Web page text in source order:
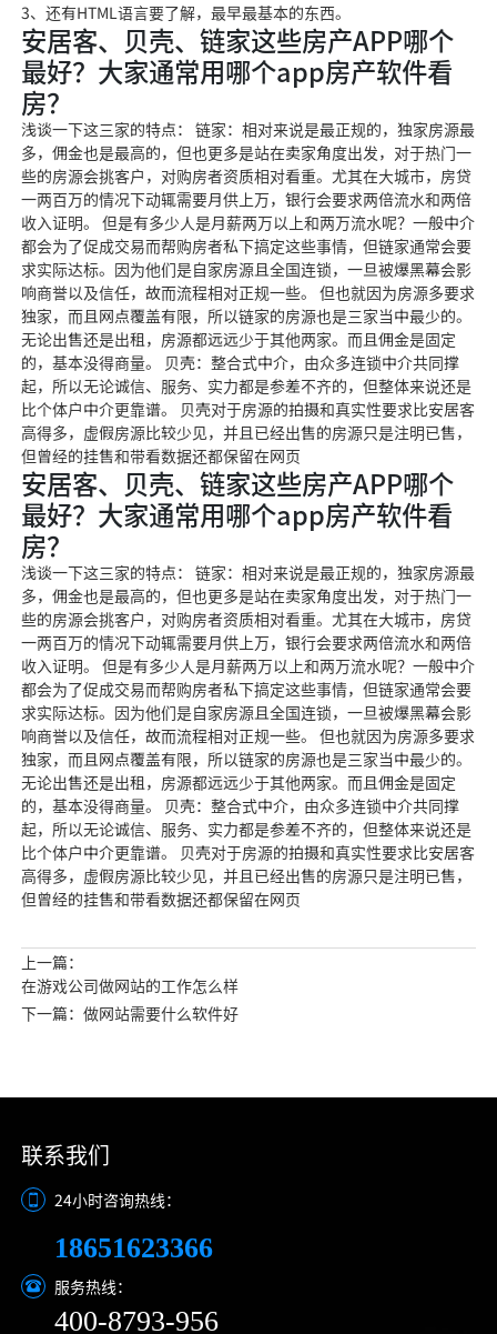
3、还有HTML语言要了解，最早最基本的东西。
安居客、贝壳、链家这些房产APP哪个
最好？大家通常用哪个app房产软件看
房？
浅谈一下这三家的特点： 链家：相对来说是最正规的，独家房源最
多，佣金也是最高的，但也更多是站在卖家角度出发，对于热门一
些的房源会挑客户，对购房者资质相对看重。尤其在大城市，房贷
一两百万的情况下动辄需要月供上万，银行会要求两倍流水和两倍
收入证明。 但是有多少人是月薪两万以上和两万流水呢？一般中介
都会为了促成交易而帮购房者私下搞定这些事情，但链家通常会要
求实际达标。因为他们是自家房源且全国连锁，一旦被爆黑幕会影
响商誉以及信任，故而流程相对正规一些。 但也就因为房源多要求
独家，而且网点覆盖有限，所以链家的房源也是三家当中最少的。
无论出售还是出租，房源都远远少于其他两家。而且佣金是固定
的，基本没得商量。 贝壳：整合式中介，由众多连锁中介共同撑
起，所以无论诚信、服务、实力都是参差不齐的，但整体来说还是
比个体户中介更靠谱。 贝壳对于房源的拍摄和真实性要求比安居客
高得多，虚假房源比较少见，并且已经出售的房源只是注明已售，
但曾经的挂售和带看数据还都保留在网页
安居客、贝壳、链家这些房产APP哪个
最好？大家通常用哪个app房产软件看
房？
浅谈一下这三家的特点： 链家：相对来说是最正规的，独家房源最
多，佣金也是最高的，但也更多是站在卖家角度出发，对于热门一
些的房源会挑客户，对购房者资质相对看重。尤其在大城市，房贷
一两百万的情况下动辄需要月供上万，银行会要求两倍流水和两倍
收入证明。 但是有多少人是月薪两万以上和两万流水呢？一般中介
都会为了促成交易而帮购房者私下搞定这些事情，但链家通常会要
求实际达标。因为他们是自家房源且全国连锁，一旦被爆黑幕会影
响商誉以及信任，故而流程相对正规一些。 但也就因为房源多要求
独家，而且网点覆盖有限，所以链家的房源也是三家当中最少的。
无论出售还是出租，房源都远远少于其他两家。而且佣金是固定
的，基本没得商量。 贝壳：整合式中介，由众多连锁中介共同撑
起，所以无论诚信、服务、实力都是参差不齐的，但整体来说还是
比个体户中介更靠谱。 贝壳对于房源的拍摄和真实性要求比安居客
高得多，虚假房源比较少见，并且已经出售的房源只是注明已售，
但曾经的挂售和带看数据还都保留在网页
上一篇：
在游戏公司做网站的工作怎么样
下一篇：做网站需要什么软件好
联系我们
24小时咨询热线：
18651623366
服务热线：
400-8793-956